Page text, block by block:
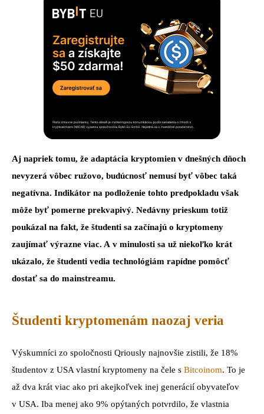
Aj napriek tomu, že adaptácia kryptomien v dnešných dňoch
nevyzerá vôbec ružovo, budúcnosť nemusí byť vôbec taká
negatívna. Indikátor na podloženie tohto predpokladu však
môže byť pomerne prekvapivý. Nedávny prieskum totiž
poukázal na fakt, že študenti sa začínajú o kryptomeny
zaujímať výrazne viac. A v minulosti sa už niekoľko krát
ukázalo, že študenti vedia technológiám rapídne pomôcť
dostať sa do mainstreamu.
Študenti kryptomenám naozaj veria
Výskumníci zo spoločnosti Qriously najnovšie zistili, že 18%
študentov z USA vlastní kryptomeny na čele s Bitcoinom. To je
až dva krát viac ako pri akejkoľvek inej generácií obyvateľov
v USA. Iba menej ako 9% opýtaných potvrdilo, že vlastnia